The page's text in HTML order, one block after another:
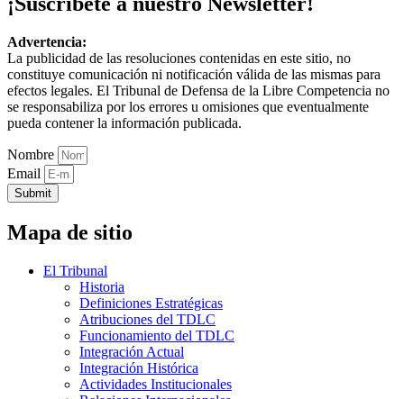
Advertencia:
La publicidad de las resoluciones contenidas en este sitio, no
constituye comunicación ni notificación válida de las mismas para
efectos legales. El Tribunal de Defensa de la Libre Competencia no
se responsabiliza por los errores u omisiones que eventualmente
pueda contener la información publicada.
Nombre
Email
Submit
Mapa de sitio
El Tribunal
Historia
Definiciones Estratégicas
Atribuciones del TDLC
Funcionamiento del TDLC
Integración Actual
Integración Histórica
Actividades Institucionales